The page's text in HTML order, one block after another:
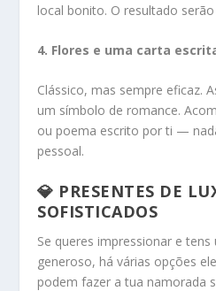
local bonito. O resultado
4. Flores e uma carta
Clássico, mas sempre eficaz.
um símbolo de romance.
ou poema escrito por ti —
pessoal.
💎 PRESENTES DE
SOFISTICADOS
Se queres impressionar e
generoso, há várias opções
podem fazer a tua namorada